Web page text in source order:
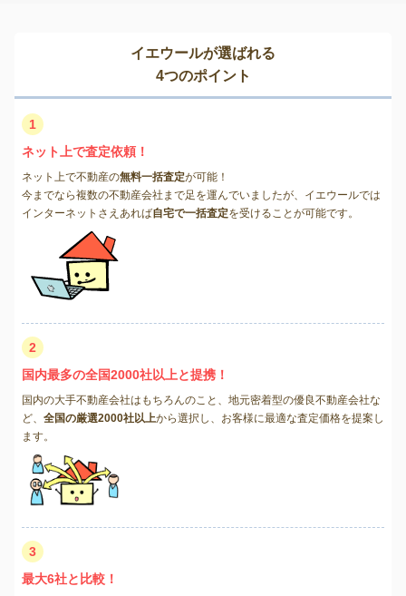
イエウールが選ばれる
4つのポイント
1
ネット上で査定依頼！
ネット上で不動産の無料一括査定が可能！
今までなら複数の不動産会社まで足を運んでいましたが、イエウールでは
インターネットさえあれば自宅で一括査定を受けることが可能です。
2
国内最多の全国2000社以上と提携！
国内の大手不動産会社はもちろんのこと、地元密着型の優良不動産会社な
ど、 全国の厳選2000社以上から選択し、お客様に最適な査定価格を提案し
ます。
3
最大6社と比較！